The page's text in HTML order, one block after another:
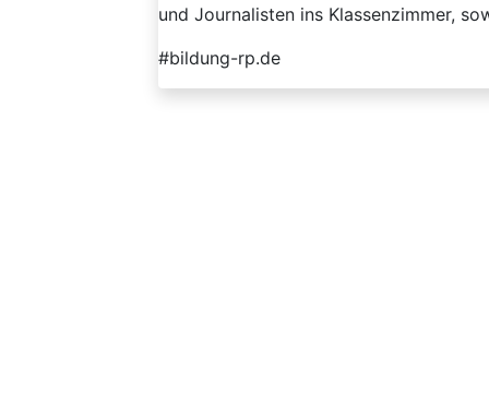
und Journalisten ins Klassenzimmer,
#bildung-rp.de